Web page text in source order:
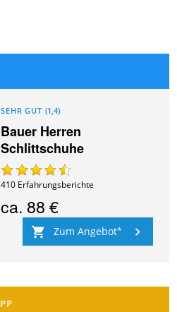
SEHR GUT (1,4)
Bauer Herren
Schlittschuhe
410 Erfahrungsberichte
ca. 88 €
Zum Angebot